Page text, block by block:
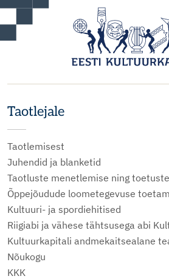
Taotlejale
Taotlemisest
Juhendid ja blanketid
Taotluste menetlemise ning
Õppejõudude loometegevuse
Kultuuri- ja spordiehitised
Riigiabi ja vähese tähtsusega abi
Kultuurkapitali andmekaitsealane
Nõukogu
KKK